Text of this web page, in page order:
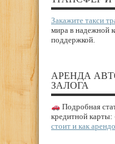
Закажите такси
мира в надежной
поддержкой.
АРЕНДА
ЗАЛОГА
Подробная
кредитной карты:
стоит и как